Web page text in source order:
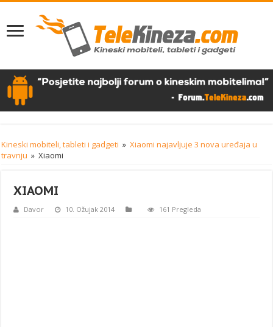
Kineski mobiteli, tableti i gadgeti » Xiaomi najavljuje 3 nova uređaja u
travnju » Xiaomi
XIAOMI
Davor 10. Ožujak 2014 161 Pregleda